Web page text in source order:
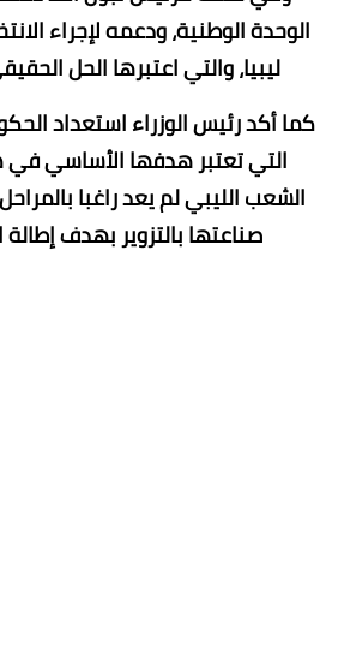
الوحدة الوطنية، ودعمه لإجراء
ليبيا، والتي اعتبرها الحل
كما أكد رئيس الوزراء استعداد
التي تعتبر هدفها الأساسي في
الشعب الليبي لم يعد راغبا
صناعتها بالتزوير بهدف إطالة